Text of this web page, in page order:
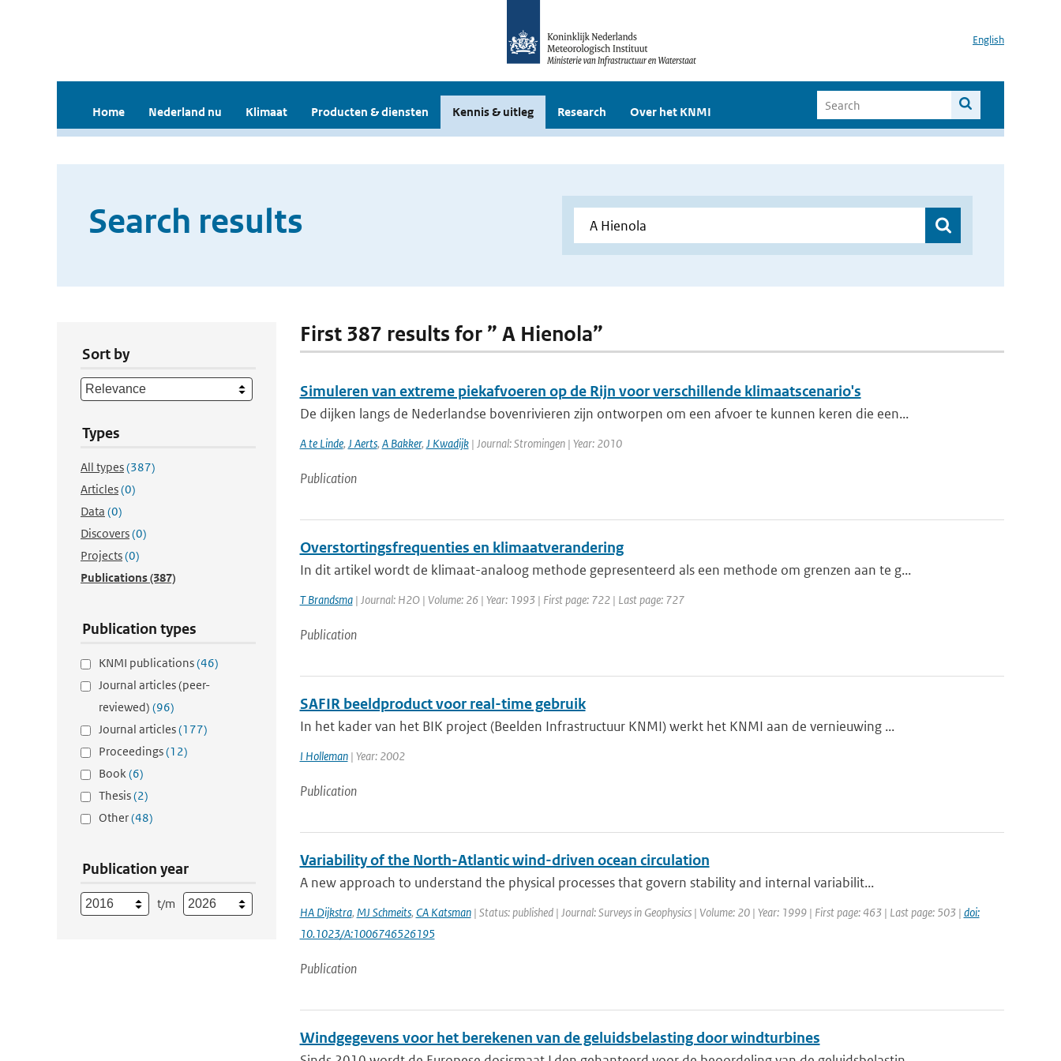
English
Home Nederland nu Klimaat Producten & diensten Kennis & uitleg Research Over het KNMI
Search results
Sort by
Types
All types(387)
Articles(0)
Data (0)
Discovers(0)
Projects(0)
Publications(387)
Publication types
KNMI publications(46)
Journal articles (peer-
reviewed) (96)
Journal articles(177)
Proceedings(12)
Book(6)
Thesis(2)
Other(48)
Publication year
t/m
First 387 results for ” A Hienola”
Simuleren van extreme piekafvoeren op de Rijn voor verschillende klimaatscenario's
De dijken langs de Nederlandse bovenrivieren zijn ontworpen om een afvoer te kunnen keren die een...
A te Linde, J Aerts, A Bakker, J Kwadijk| Journal: Stromingen | Year: 2010
Publication
Overstortingsfrequenties en klimaatverandering
In dit artikel wordt de klimaat-analoog methode gepresenteerd als een methode om grenzen aan te g...
T Brandsma| Journal: H2O | Volume: 26 | Year: 1993 | First page: 722 | Last page: 727
Publication
SAFIR beeldproduct voor real-time gebruik
In het kader van het BIK project (Beelden Infrastructuur KNMI) werkt het KNMI aan de vernieuwing ...
I Holleman| Year: 2002
Publication
Variability of the North-Atlantic wind-driven ocean circulation
A new approach to understand the physical processes that govern stability and internal variabilit...
HA Dijkstra, MJ Schmeits, CA Katsman| Status: published | Journal: Surveys in Geophysics | Volume: 20 | Year: 1999 | First page: 463 | Last page: 503 | doi:
10.1023/A:1006746526195
Publication
Windgegevens voor het berekenen van de geluidsbelasting door windturbines